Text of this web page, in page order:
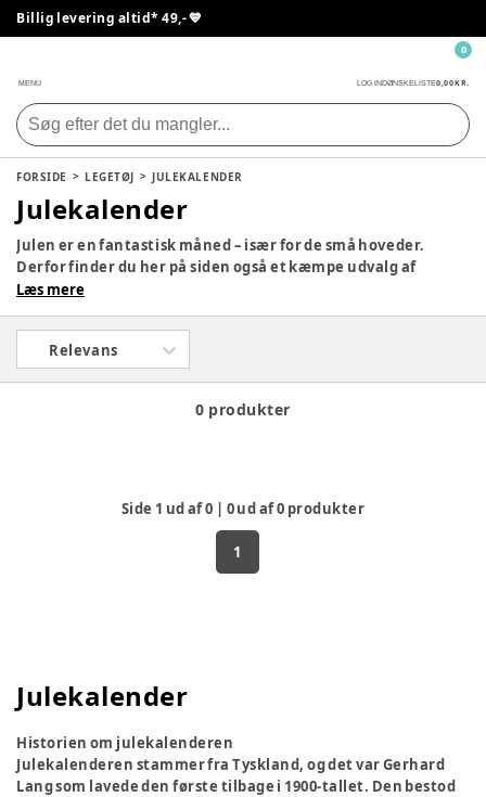
Billig levering altid* 49,- 💙
MENU LOG INDØNSKELISTE0,00 KR.
0
FORSIDE LEGETØJ JULEKALENDER
Julekalender
Julen er en fantastisk måned – især for de små hoveder.
Derfor finder du her på siden også et kæmpe udvalg af
julekalendere, så dit barn kan få en lille gave hver dag i
om der ikke er en, som vil falde i god jord hjemme hos jer.
Læs mere
Relevans
0 produkter
Side 1 ud af0 | 0ud af0 produkter
1
Julekalender
Historien om julekalenderen
Julekalenderen stammer fra Tyskland, og det var Gerhard
Lang som lavede den første tilbage i 1900-tallet. Den bestod